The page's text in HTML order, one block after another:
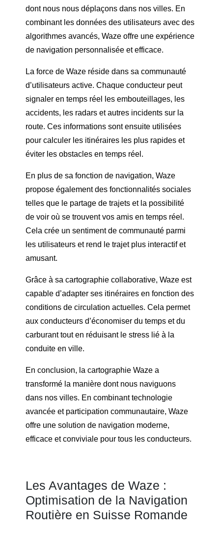
dont nous nous déplaçons dans nos villes. En
combinant les données des utilisateurs avec des
algorithmes avancés, Waze offre une expérience
de navigation personnalisée et efficace.
La force de Waze réside dans sa communauté
d’utilisateurs active. Chaque conducteur peut
signaler en temps réel les embouteillages, les
accidents, les radars et autres incidents sur la
route. Ces informations sont ensuite utilisées
pour calculer les itinéraires les plus rapides et
éviter les obstacles en temps réel.
En plus de sa fonction de navigation, Waze
propose également des fonctionnalités sociales
telles que le partage de trajets et la possibilité
de voir où se trouvent vos amis en temps réel.
Cela crée un sentiment de communauté parmi
les utilisateurs et rend le trajet plus interactif et
amusant.
Grâce à sa cartographie collaborative, Waze est
capable d’adapter ses itinéraires en fonction des
conditions de circulation actuelles. Cela permet
aux conducteurs d’économiser du temps et du
carburant tout en réduisant le stress lié à la
conduite en ville.
En conclusion, la cartographie Waze a
transformé la manière dont nous naviguons
dans nos villes. En combinant technologie
avancée et participation communautaire, Waze
offre une solution de navigation moderne,
efficace et conviviale pour tous les conducteurs.
Les Avantages de Waze :
Optimisation de la Navigation
Routière en Suisse Romande